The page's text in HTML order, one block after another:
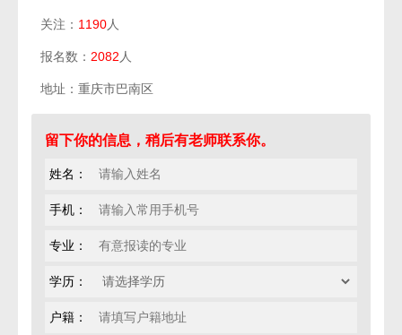
关注： 1190人
报名数： 2082 人
地址：重庆市巴南区
留下你的信息，稍后有老师联系你。
姓名：
手机：
专业：
学历：
户籍：